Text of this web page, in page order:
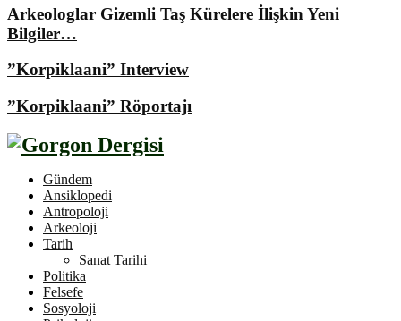
Arkeologlar Gizemli Taş Kürelere İlişkin Yeni
Bilgiler…
”Korpiklaani” Interview
”Korpiklaani” Röportajı
Gündem
Ansiklopedi
Antropoloji
Arkeoloji
Tarih
Sanat Tarihi
Politika
Felsefe
Sosyoloji